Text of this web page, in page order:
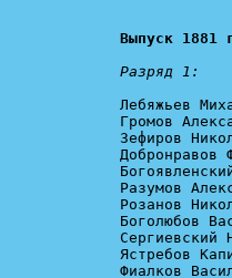
Выпуск 1881
Разряд 1:
Лебяжьев
Громов
Зефиров
Добронравов
Разумов
Розанов
Боголюбов
Сергиевский
Ястребов
Фиалков